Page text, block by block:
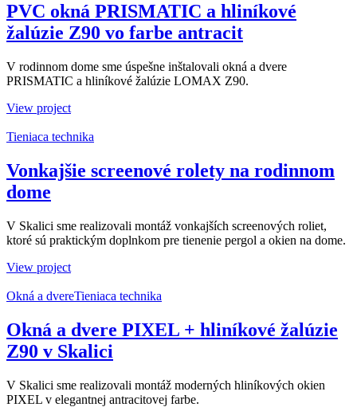
PVC okná PRISMATIC a hliníkové
žalúzie Z90 vo farbe antracit
V rodinnom dome sme úspešne inštalovali okná a dvere
PRISMATIC a hliníkové žalúzie LOMAX Z90.
View project
Tieniaca technika
Vonkajšie screenové rolety na rodinnom
dome
V Skalici sme realizovali montáž vonkajších screenových roliet,
ktoré sú praktickým doplnkom pre tienenie pergol a okien na dome.
View project
Okná a dvereTieniaca technika
Okná a dvere PIXEL + hliníkové žalúzie
Z90 v Skalici
V Skalici sme realizovali montáž moderných hliníkových okien
PIXEL v elegantnej antracitovej farbe.